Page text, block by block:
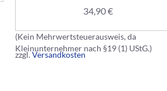
34,90€
(Kein Mehrwertsteuerausweis, da
Kleinunternehmer nach §19 (1) UStG.)
zzgl.Versandkosten